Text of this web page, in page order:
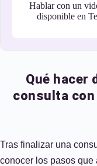
Hablar con un
disponible en
Qué hacer
consulta con
Tras finalizar una
conocer los pasos que